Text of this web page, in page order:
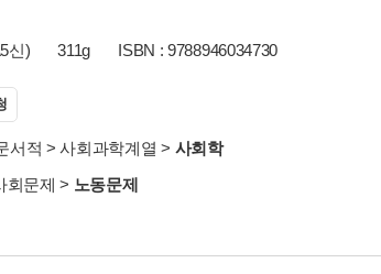
신) 311g ISBN : 9788946034730
서적 >사회과학계열 > 사회학
회문제 > 노동문제